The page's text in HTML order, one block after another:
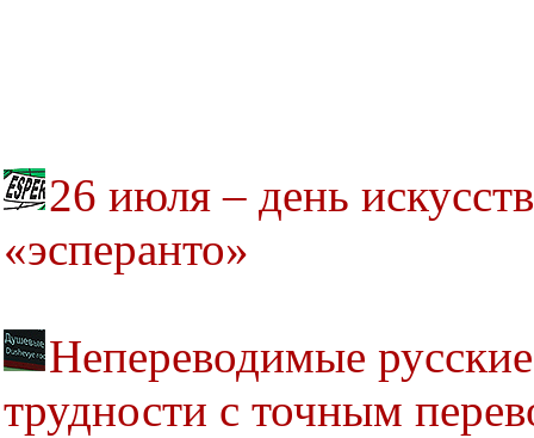
26 июля – день
«эсперанто»
Непереводимые
трудности с точным